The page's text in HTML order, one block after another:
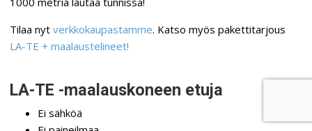
Tilaa nytverkkokaupastamme. Katso myös pakettitarjous
LA-TE + maalaustelineet!
LA-TE -maalauskoneen etuja
Ei sähköä